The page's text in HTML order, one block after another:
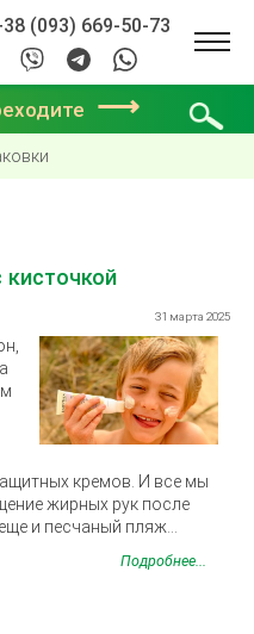
(093) 669-50-73
⟶
31 марта 2025
кремов. И все мы
жирных рук после
и песчаный пляж…
Подробнее...